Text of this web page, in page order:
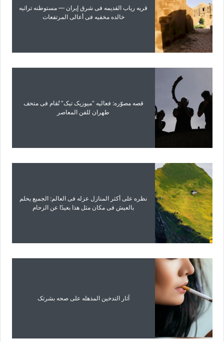
قریه ریاب القدیمه فی شرق إیران — مستوطنه تراثیه
خالده مخفیه فی أعالی المرتفعات
قصه مصوّره: فعالیه “میوزیک تیک” تُقام فی متحف
طهران للفن المعاصر
نظره على أکثر المنازل عزله فی العالم: الجمیع یحلم
بالعیش فی مکان مثل هذا بعیدًا عن الزحام
آثار التدخین المذهله على صحه بشرتک